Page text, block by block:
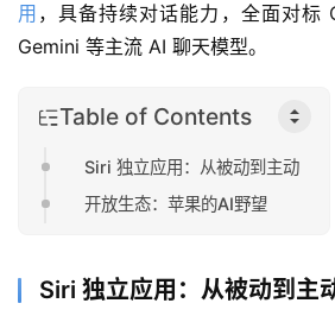
用 ，具备持续对话能力，全面对标
Gemini 等主流 AI 聊天模型。
Table of Contents
Siri 独立应用：从被动到主动
开放生态：苹果的AI野望
Siri 独立应用：从被动到主